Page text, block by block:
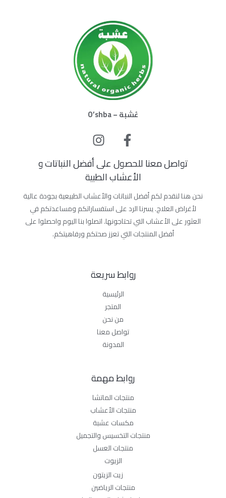
عُشبة – O’shba
تواصل معنا للحصول على أفضل النباتات و
الأعشاب الطبية
نحن هنا لنقدم لكم أفضل النباتات والأعشاب الطبيعية بجودة عالية
لأغراض العلاج. يسرنا الرد على استفساراتكم ومساعدتكم في
العثور على الأعشاب التي تحتاجونها. اتصلوا بنا اليوم واحصلوا على
أفضل المنتجات التي تعزز صحتكم ورفاهيتكم.
روابط سريعة
الرئيسية
المتجر
من نحن
تواصل معنا
المدونة
روابط مهمة
منتجات الماتشا
منتجات الأعشاب
مكسات عشبة
منتجات التخسيس والتجميل
منتجات العسل
الزيوت
زيت الزيتون
منتجات الرياضين